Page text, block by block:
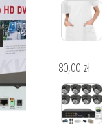
80,00 zł